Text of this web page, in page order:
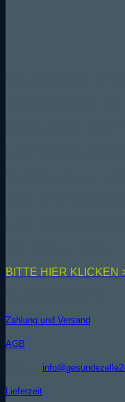
BITTE HIER KLICKEN
Zahlung und Versand
AGB
Lieferzeit